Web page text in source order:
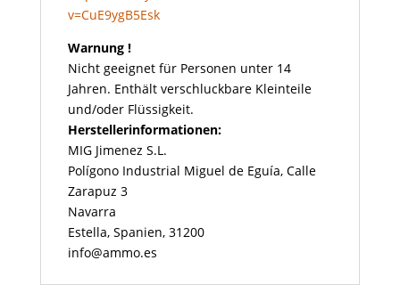
v=CuE9ygB5Esk
Warnung !
Nicht geeignet für Personen unter 14
Jahren. Enthält verschluckbare Kleinteile
und/oder Flüssigkeit.
Herstellerinformationen:
MIG Jimenez S.L.
Polígono Industrial Miguel de Eguía, Calle
Zarapuz 3
Navarra
Estella, Spanien, 31200
info@ammo.es